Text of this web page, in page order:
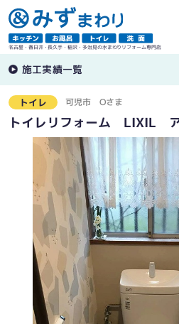
名古屋・春日井・長久手・稲沢・多治見の水まわりリフォーム専門店
施工実績一覧
トイレ 可児市 Oさま
トイレリフォーム LIXIL